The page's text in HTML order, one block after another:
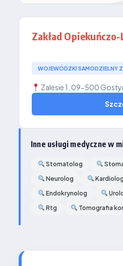
Zakład
WOJEWÓDZKI SAMODZIELNY
Zalesie 1, 09-500
Inne usługi medyczne w
Stomatolog
Neurolog
Kardiolog
Endokrynolog
Rtg
Tomografia